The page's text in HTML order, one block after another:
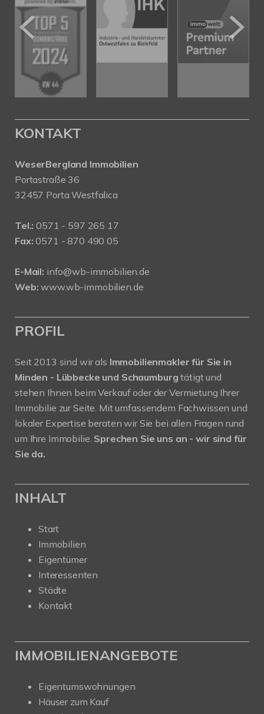
KONTAKT
WeserBergland Immobilien
Portastraße 36
32457 Porta Westfalica
Tel.: 0571 - 597 265 17
Fax: 0571 - 870 490 05
E-Mail: info@wb-immobilien.de
Web: www.wb-immobilien.de
PROFIL
Seit 2013 sind wir als Immobilienmakler für Sie in
Minden - Lübbecke und Schaumburgtätigt und
stehen Ihnen beim Verkauf oder der Vermietung Ihrer
Immobilie zur Seite. Mit umfassendem Fachwissen und
lokaler Expertise beraten wir Sie bei allen Fragen rund
um Ihre Immobilie. Sprechen Sie uns an - wir sind für
Sie da.
INHALT
Start
Immobilien
Eigentümer
Interessenten
Städte
Kontakt
IMMOBILIENANGEBOTE
Eigentumswohnungen
Häuser zum Kauf